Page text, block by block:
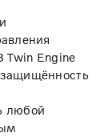
Twin Engine
любой